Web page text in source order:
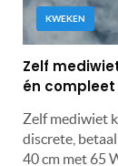
KWEKEN
Zelf
én compleet
Zelf mediwiet
discrete,
40 cm met 65